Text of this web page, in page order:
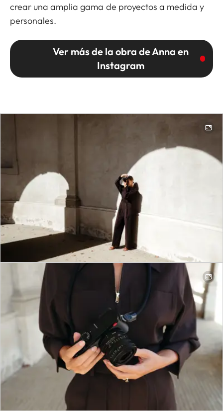
crear una amplia gama de proyectos a medida y
personales.
Ver más de la obra de Anna en
Instagram